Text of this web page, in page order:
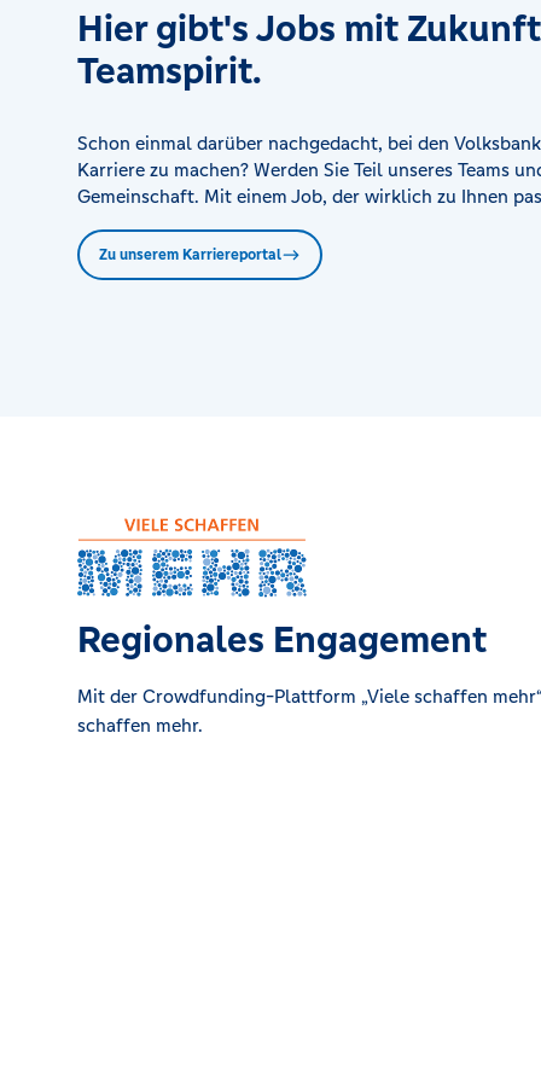
Hiesfeld
Sterkrader Straße 263, 46539 Dinslaken
Hünxe
Am Marktplatz 1, 46569 Hünxe
Mehrhoog
Bahnhofstraße 47, 46499 Hamminkeln
Voerde
Bahnhofstraße 52, 46562 Voerde
Wesel
Großer Markt 1, 46483 Wesel
Hier gibt's Jobs mit
Teamspirit.
Schon einmal darüber nachgedacht, bei den
Karriere zu machen? Werden Sie Teil unseres Teams
Gemeinschaft. Mit einem Job, der wirklich zu Ihnen
Zu unserem Karriereportal
Regionales Engagement
Mit der Crowdfunding-Plattform „Viele schaffen
schaffen mehr.